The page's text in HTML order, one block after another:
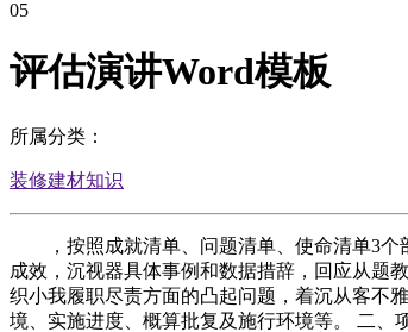
05
评估演讲Word模板
所属分类：
装修建材知识
，按照成就清单、问题清单、使命清单3个部
成效，沉视器具体事例和数据措辞，回应从题
织小我履职尽责方面的凸起问题，着沉从客不
境、实施进度、概算批复及施行环境等。 二、